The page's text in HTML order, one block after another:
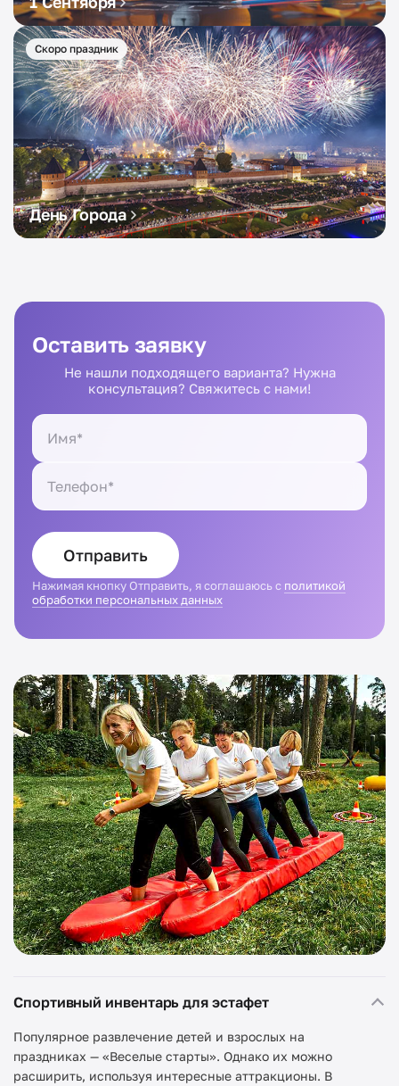
Скоро праздник
День Города
Оставить заявку
Не нашли подходящего варианта? Нужна
консультация? Свяжитесь с нами!
Отправить
Нажимая кнопку Отправить, я соглашаюсь с политикой
обработки персональных данных
Спортивный инвентарь для эстафет
Популярное развлечение детей и взрослых на
праздниках — «Веселые старты». Однако их можно
расширить, используя интересные аттракционы. В